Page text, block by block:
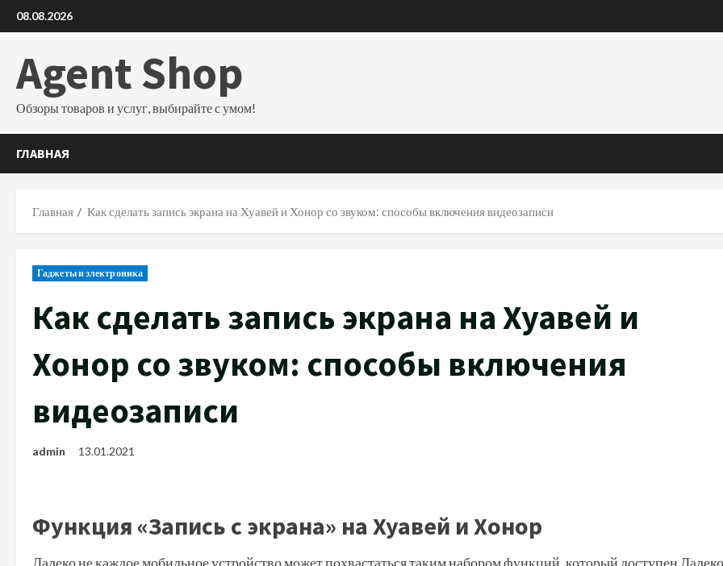
Перейти
к
08.08.2026
Agent Shop
Обзоры товаров и услуг, выбирайте с умом!
ГЛАВНАЯ
Главная Как сделать запись экрана на Хуавей и Хонор со звуком: способы включения видеозаписи
Гаджеты и электроника
Как сделать запись экрана на Хуавей и
Хонор со звуком: способы включения
видеозаписи
admin 13.01.2021
Функция «Запись с экрана» на Хуавей и Хонор
Далеко не каждое мобильное устройство может похвастаться таким набором функций, который доступен Далеко